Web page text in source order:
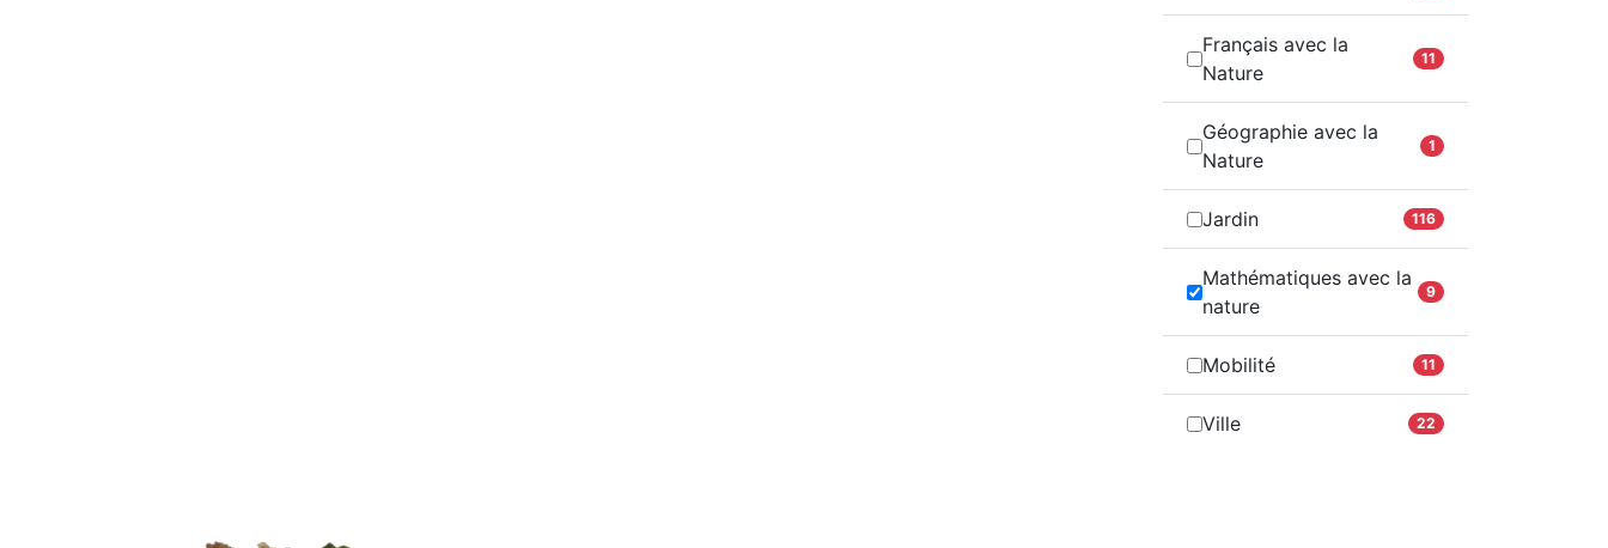
Français avec la
Nature
11
Géographie avec la
Nature
1
Jardin 116
Mathématiques avec la
nature
9
Mobilité 11
Ville 22